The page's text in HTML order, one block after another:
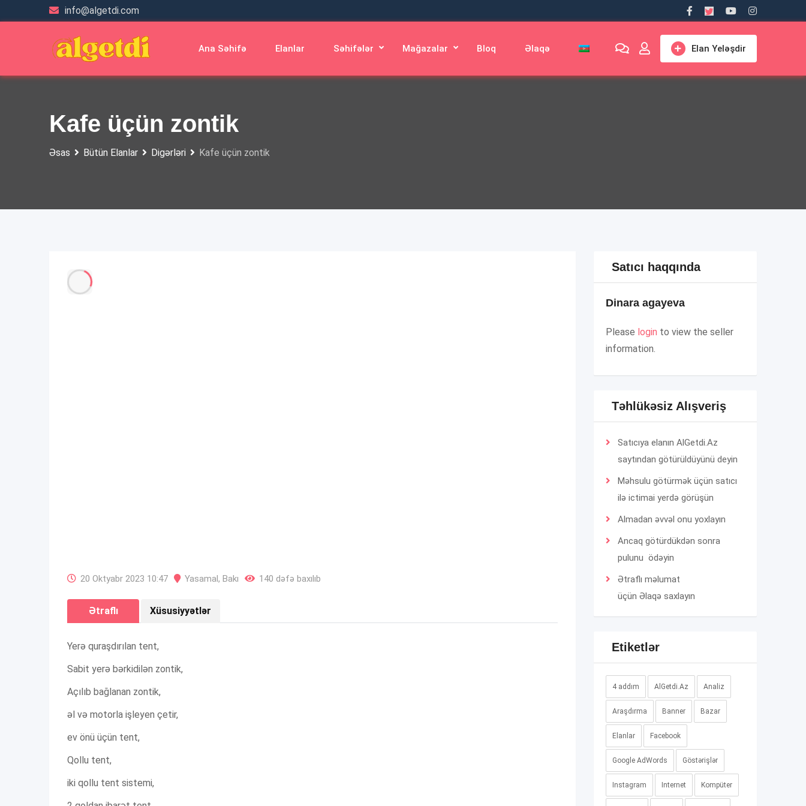
to
info@algetdi.com
Elan Yeləşdir
Ana Səhifə Elanlar Səhifələr Mağazalar Bloq Əlaqə
Kafe üçün zontik
Əsas Bütün Elanlar Digərləri Kafe üçün zontik
20 Oktyabr 2023 10:47 Yasamal, Bakı 140 dəfə baxılıb
Ətraflı Xüsusiyyətlər
Yerə quraşdırılan tent,
Sabit yerə bərkidilən zontik,
Açılıb bağlanan zontik,
əl və motorla işleyen çetir,
ev önü üçün tent,
Qollu tent,
iki qollu tent sistemi,
Satıcı haqqında
Dinara agayeva
Please login to view the seller
information.
Təhlükəsiz Alışveriş
Satıcıya elanın AlGetdi.Az
saytından götürüldüyünü deyin
Məhsulu götürmək üçün satıcı
ilə ictimai yerdə görüşün
Almadan əvvəl onu yoxlayın
Ancaq götürdükdən sonra
pulunu ödəyin
Ətraflı məlumat
üçün Əlaqə saxlayın
Etiketlər
4 addım AlGetdi.Az Analiz
Araşdırma Banner Bazar
Elanlar Facebook
Google AdWords Göstərişlər
Instagram Internet Kompüter